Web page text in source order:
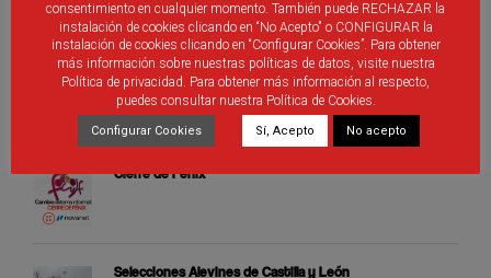
ÚLTIMAS PUBLICACIONES
Nueva aplicación móvil RFCYLF
Cierre de Fénix
Selecciones Alevines de Castilla y León
consentimiento en cualquier momento. También puede RECHAZAR la
instalación de cookies clicando en “No Acepto" o CONFIGURAR la
instalación de cookies clicando en “Configurar Cookies”. Para obtener
más información sobre nuestras políticas de datos, visite nuestra
Política de privacidad. Para obtener más información al respecto,
puedes consultar nuestra Política de Cookies.
Configurar Cookies Sí, Acepto No acepto